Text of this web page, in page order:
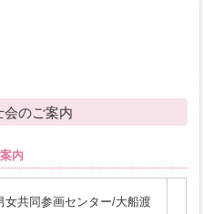
会のご案内
内
女共同参画センター/大船渡